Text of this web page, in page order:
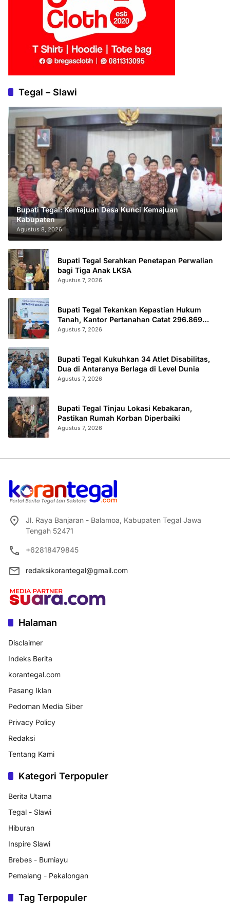
Tegal – Slawi
Bupati Tegal: Kemajuan Desa Kunci Kemajuan
Kabupaten
Agustus 8, 2026
Bupati Tegal Serahkan Penetapan Perwalian
bagi Tiga Anak LKSA
Agustus 7, 2026
Bupati Tegal Tekankan Kepastian Hukum
Tanah, Kantor Pertanahan Catat 296.869
Sertifikat Terbit
Agustus 7, 2026
Bupati Tegal Kukuhkan 34 Atlet Disabilitas,
Dua di Antaranya Berlaga di Level Dunia
Agustus 7, 2026
Bupati Tegal Tinjau Lokasi Kebakaran,
Pastikan Rumah Korban Diperbaiki
Agustus 7, 2026
Jl. Raya Banjaran - Balamoa, Kabupaten Tegal Jawa
Tengah 52471
+62818479845
redaksikorantegal@gmail.com
Halaman
Disclaimer
Indeks Berita
korantegal.com
Pasang Iklan
Pedoman Media Siber
Privacy Policy
Redaksi
Tentang Kami
Kategori Terpopuler
Berita Utama
Tegal - Slawi
Hiburan
Inspire Slawi
Brebes - Bumiayu
Pemalang - Pekalongan
Tag Terpopuler